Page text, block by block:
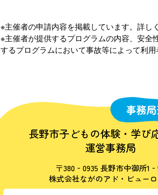
※主催者の申請内容を掲載しています。詳し
※主催者が提供するプログラムの内容、安
するプログラムにおいて事故等によって利
事務
長野市子どもの体験・学び
運営事務局
〒380‐0935 長野市中御所
株式会社ながのアド・ビュー